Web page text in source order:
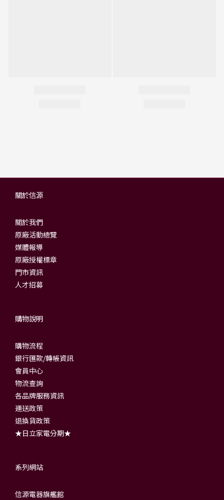
關於信源
關於我們
原廠活動總覽
媒體報導
原廠授權標章
門市資訊
人才招募
購物說明
購物流程
銀行匯款/轉帳資訊
會員中心
物流查詢
各品牌服務資訊
運送政策
退換貨政策
★日立家電分期★
系列網站
信源電器旗艦館